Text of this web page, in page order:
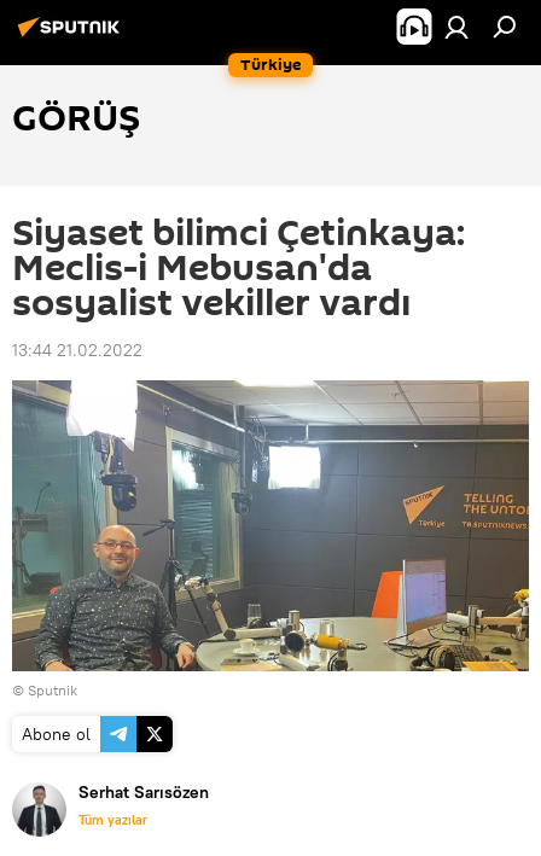
Türkiye
GÖRÜŞ
Siyaset bilimci Çetinkaya:
Meclis-i Mebusan'da
sosyalist vekiller vardı
13:44 21.02.2022
© Sputnik
Abone ol
Serhat Sarısözen
Tüm yazılar